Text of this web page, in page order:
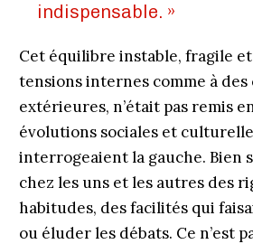
indispensable. »
Cet équilibre instable, fragile et
tensions internes comme à
extérieures, n’était pas remis
évolutions sociales et
interrogeaient la gauche. Bien
chez les uns et les autres des
habitudes, des facilités qui
ou éluder les débats. Ce n’est